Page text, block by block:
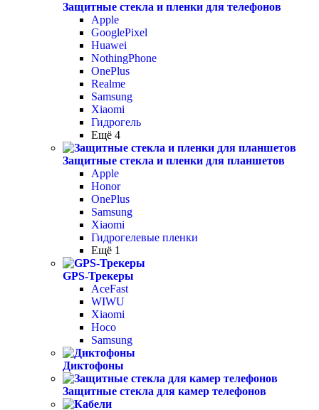
Защитные стекла и пленки для телефонов
Apple
GooglePixel
Huawei
NothingPhone
OnePlus
Realme
Samsung
Xiaomi
Гидрогель
Ещё 4
Защитные стекла и пленки для планшетов
Apple
Honor
OnePlus
Samsung
Xiaomi
Гидрогелевые пленки
Ещё 1
GPS-Трекеры
AceFast
WIWU
Xiaomi
Hoco
Samsung
Диктофоны
Защитные стекла для камер телефонов